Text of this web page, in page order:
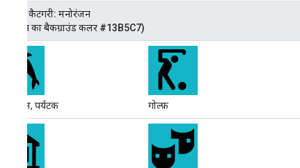
जगह की कैटगरी: मनोरंजन
(आइकॉन का बैकग्राउंड कलर #13B5C7)
एक्वेरियम, पर्यटक गोल्फ़